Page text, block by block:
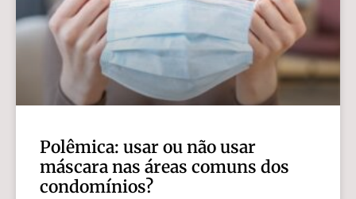
Polêmica: usar ou não usar
máscara nas áreas comuns dos
condomínios?